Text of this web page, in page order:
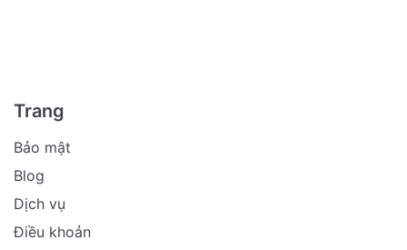
Trang
Bảo mật
Blog
Dịch vụ
Điều khoản